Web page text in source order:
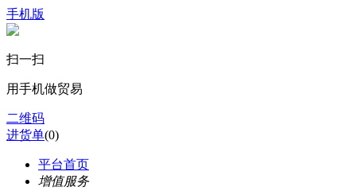
手机版
扫一扫
用手机做贸易
二维码
进货单(0)
平台首页
增值服务